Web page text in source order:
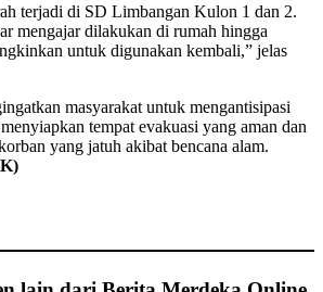
terjadi di SD Limbangan Kulon 1 dan 2.
mengajar dilakukan di rumah hingga
untuk digunakan kembali,” jelas
masyarakat untuk mengantisipasi
tempat evakuasi yang aman dan
yang jatuh akibat bencana alam.